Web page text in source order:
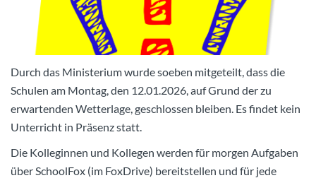
Durch das Ministerium wurde soeben mitgeteilt, dass die
Schulen am Montag, den 12.01.2026, auf Grund der zu
erwartenden Wetterlage, geschlossen bleiben. Es findet kein
Unterricht in Präsenz statt.
Die Kolleginnen und Kollegen werden für morgen Aufgaben
über SchoolFox (im FoxDrive) bereitstellen und für jede